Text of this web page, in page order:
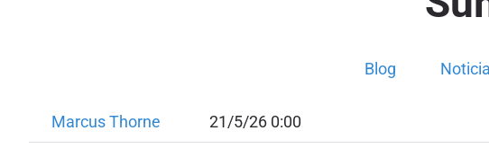
Blog
Marcus Thorne 21/5/26 0:00